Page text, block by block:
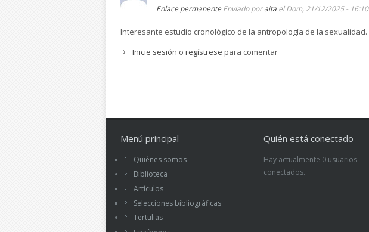
Enlace permanente Enviado poraita el Dom, 21/12/2025 - 16:10
Interesante estudio cronológico de la antropología de la sexualidad.
Inicie sesión o regístrese para comentar
Menú principal
Quiénes somos
Biblioteca
Artículos
Selecciones bibliográficas
Tertulias
Quién está conectado
Hay actualmente 0 usuarios
conectados.